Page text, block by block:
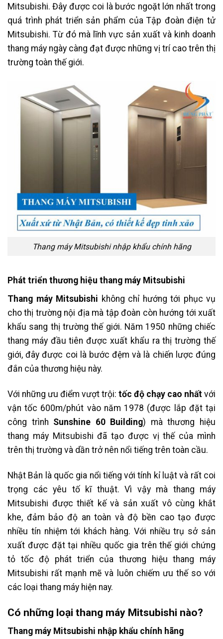
Mitsubishi. Đây được coi là bước ngoặt lớn nhất trong
quá trình phát triển sản phẩm của Tập đoàn điện tử
Mitsubishi. Từ đó mà lĩnh vực sản xuất và kinh doanh
thang máy ngày càng đạt được những vị trí cao trên thị
trường toàn thế giới.
Thang máy Mitsubishi nhập khẩu chính hãng
Phát triển thương hiệu thang máy Mitsubishi
Thang máy Mitsubishi không chỉ hướng tới phục vụ
cho thị trường nội địa mà tập đoàn còn hướng tới xuất
khẩu sang thị trường thế giới. Năm 1950 những chiếc
thang máy đầu tiên được xuất khẩu ra thị trường thế
giới, đây được coi là bước đệm và là chiến lược đúng
đắn của thương hiệu này.
Với những ưu điểm vượt trội: tốc độ chạy cao nhất với
vận tốc 600m/phút vào năm 1978 (được lắp đặt tại
công trình Sunshine 60 Building) mà thương hiệu
thang máy Mitsubishi đã tạo được vị thế của mình
trên thị trường và dần trở nên nổi tiếng trên toàn cầu.
Nhật Bản là quốc gia nổi tiếng với tính kỉ luật và rất coi
trọng các yêu tố kĩ thuật. Vì vậy mà thang máy
Mitsubishi được thiết kế và sản xuất vô cùng khắt
khe, đảm bảo độ an toàn và độ bền cao tạo được
nhiều tín nhiệm tới khách hàng. Với nhiều trụ sở sản
xuất được đặt tại nhiều quốc gia trên thế giới chứng
tỏ tốc độ phát triển của thương hiệu thang máy
Mitsubishi rất mạnh mẽ và luôn chiếm ưu thế so với
các loại thang máy hiện nay.
Có những loại thang máy Mitsubishi nào?
Thang máy Mitsubishi nhập khẩu chính hãng